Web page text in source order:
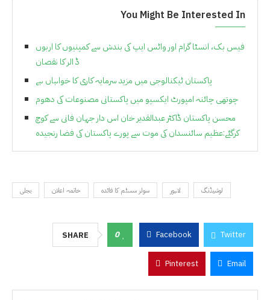
You Might Be Interested In
فیس بک، انسٹا گرام اور واٹس ایپ کی بندش سے کمپنیوں کا اربوں
ڈ الر کا نقصان
پاکستان ٹیکنالوجی میں مزید سرمایہ کاری کا خواہاں ہے
چوتھی چائنہ امپورٹ ایکسپو میں پاکستانی مصنوعات کی دھوم
محسن پاکستان ڈاکٹر عبدالقدیر خان اس دار جہان فانی سے کوچ
کرگئے:عظیم سائنسدان کی موت سے پورے پاکستان کی فضا رنجیدہ
بجلی خاتمہ اعلان سولر سسٹم کا فائدہ لاہور لوشیڈنگ
SHARE 0 Facebook Twitter
Pinterest Email